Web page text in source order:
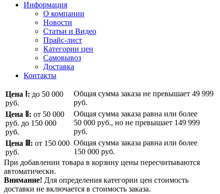
Информация
О компании
Новости
Статьи и Видео
Прайс-лист
Категории цен
Самовывоз
Доставка
Контакты
Цена Ⅰ: до 50 000
руб.
Общая сумма заказа не превышает 49 999
руб.
Цена Ⅱ: от 50 000
руб. до 150 000
руб.
Общая сумма заказа равна или более
50 000 руб., но не превышает 149 999
руб.
Цена Ⅲ: от 150 000
руб.
Общая сумма заказа равна или более
150 000 руб.
При добавлении товара в корзину цены пересчитываются
автоматически.
Внимание! Для определения категории цен стоимость
доставки не включается в стоимость заказа.